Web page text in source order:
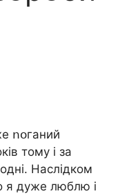
ոօганий
тому і за
Наслідком
я дуже люблю і